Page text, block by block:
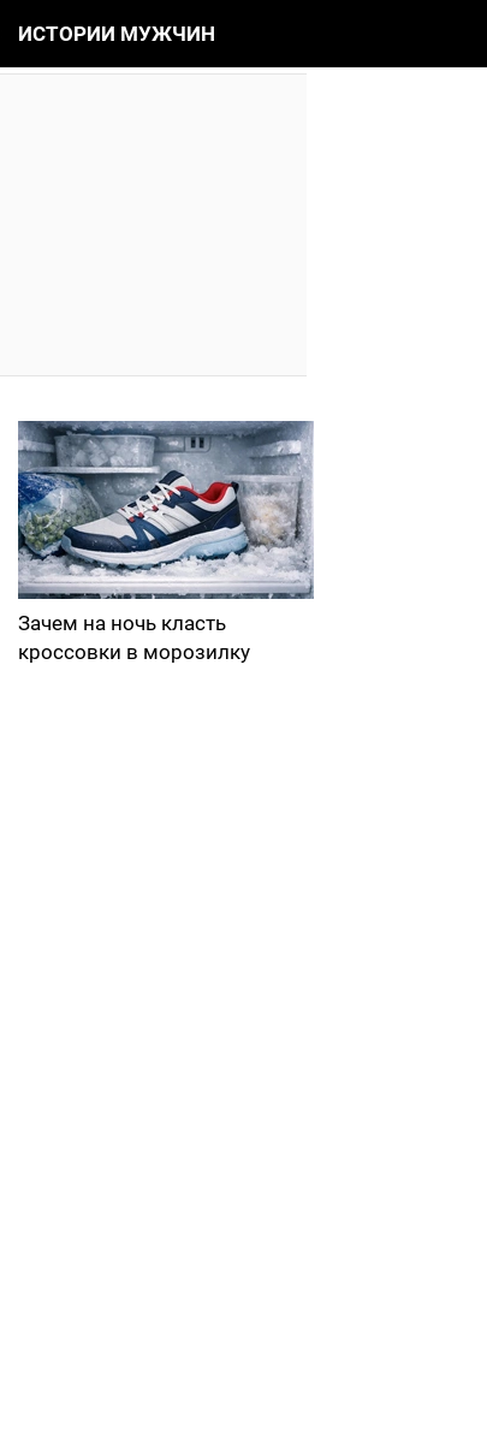
ИСТОРИИ МУЖЧИН
Зачем на ночь класть
кроссовки в морозилку